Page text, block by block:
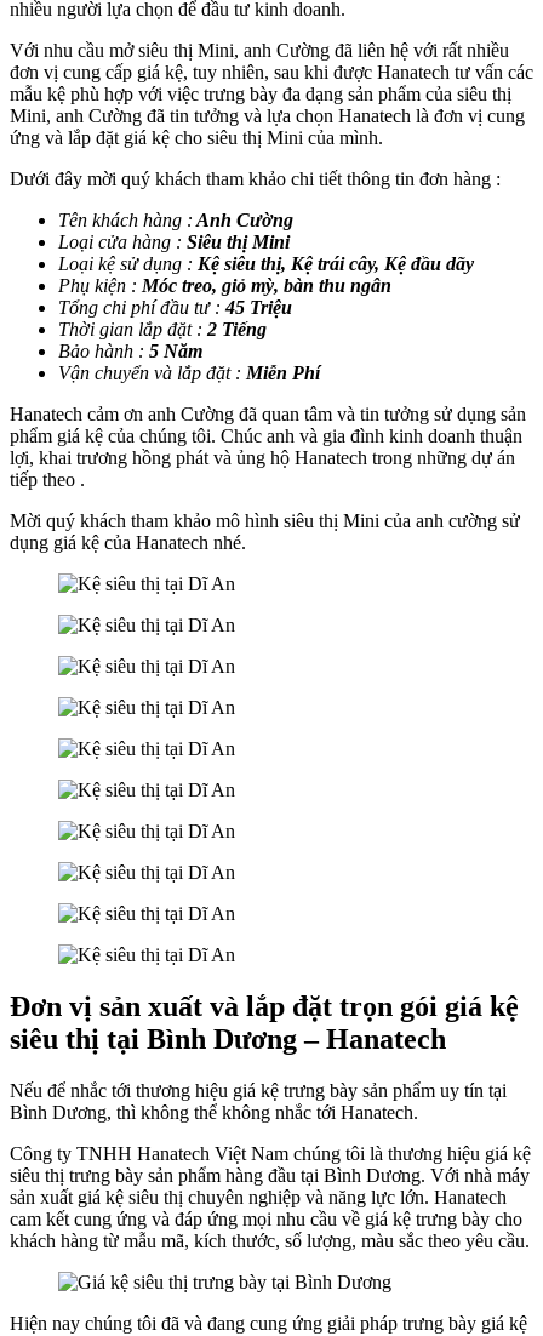
nhiều người lựa chọn để đầu tư kinh doanh.
Với nhu cầu mở siêu thị Mini, anh Cường đã liên hệ với rất nhiều
đơn vị cung cấp giá kệ, tuy nhiên, sau khi được Hanatech tư vấn các
mẫu kệ phù hợp với việc trưng bày đa dạng sản phẩm của siêu thị
Mini, anh Cường đã tin tưởng và lựa chọn Hanatech là đơn vị cung
ứng và lắp đặt giá kệ cho siêu thị Mini của mình.
Dưới đây mời quý khách tham khảo chi tiết thông tin đơn hàng :
Tên khách hàng : Anh Cường
Loại cửa hàng : Siêu thị Mini
Loại kệ sử dụng : Kệ siêu thị, Kệ trái cây, Kệ đầu dãy
Phụ kiện : Móc treo, giỏ mỳ, bàn thu ngân
Tổng chi phí đầu tư : 45 Triệu
Thời gian lắp đặt : 2 Tiếng
Bảo hành : 5 Năm
Vận chuyển và lắp đặt : Miễn Phí
Hanatech cảm ơn anh Cường đã quan tâm và tin tưởng sử dụng sản
phẩm giá kệ của chúng tôi. Chúc anh và gia đình kinh doanh thuận
lợi, khai trương hồng phát và ủng hộ Hanatech trong những dự án
tiếp theo .
Mời quý khách tham khảo mô hình siêu thị Mini của anh cường sử
dụng giá kệ của Hanatech nhé.
Đơn vị sản xuất và lắp đặt trọn gói giá kệ
siêu thị tại Bình Dương – Hanatech
Nếu để nhắc tới thương hiệu giá kệ trưng bày sản phẩm uy tín tại
Bình Dương, thì không thể không nhắc tới Hanatech.
Công ty TNHH Hanatech Việt Nam chúng tôi là thương hiệu giá kệ
siêu thị trưng bày sản phẩm hàng đầu tại Bình Dương. Với nhà máy
sản xuất giá kệ siêu thị chuyên nghiệp và năng lực lớn. Hanatech
cam kết cung ứng và đáp ứng mọi nhu cầu về giá kệ trưng bày cho
khách hàng từ mẫu mã, kích thước, số lượng, màu sắc theo yêu cầu.
Hiện nay chúng tôi đã và đang cung ứng giải pháp trưng bày giá kệ